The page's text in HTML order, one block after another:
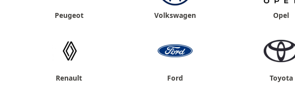
Peugeot Volkswagen Opel
Renault Ford Toyota